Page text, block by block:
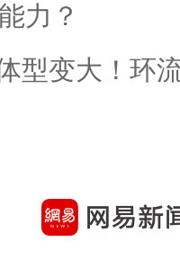
力？
型变大！环